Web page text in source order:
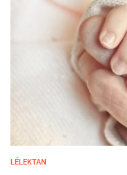
LÉLEKTAN